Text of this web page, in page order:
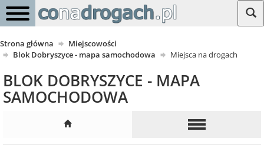
Strona główna
Miejscowości
Blok Dobryszyce - mapa samochodowa
Miejsca na drogach
BLOK DOBRYSZYCE - MAPA
SAMOCHODOWA